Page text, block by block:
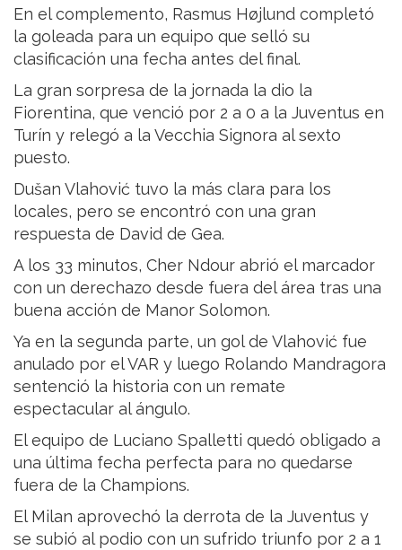
En el complemento, Rasmus Højlund completó
la goleada para un equipo que selló su
clasificación una fecha antes del final.
La gran sorpresa de la jornada la dio la
Fiorentina, que venció por 2 a 0 a la Juventus en
Turín y relegó a la Vecchia Signora al sexto
puesto.
Dušan Vlahović tuvo la más clara para los
locales, pero se encontró con una gran
respuesta de David de Gea.
A los 33 minutos, Cher Ndour abrió el marcador
con un derechazo desde fuera del área tras una
buena acción de Manor Solomon.
Ya en la segunda parte, un gol de Vlahović fue
anulado por el VAR y luego Rolando Mandragora
sentenció la historia con un remate
espectacular al ángulo.
El equipo de Luciano Spalletti quedó obligado a
una última fecha perfecta para no quedarse
fuera de la Champions.
El Milan aprovechó la derrota de la Juventus y
se subió al podio con un sufrido triunfo por 2 a 1